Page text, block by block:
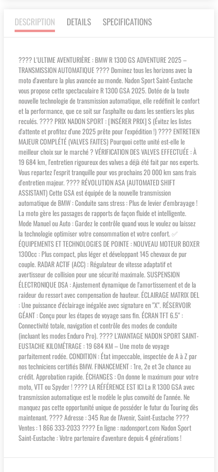
DESCRIPTION DETAILS SPECIFICATIONS
????️ L'ULTIME AVENTURIÈRE : BMW R 1300 GS ADVENTURE 2025 –
TRANSMISSION AUTOMATIQUE ????️ Dominez tous les horizons avec la
moto d'aventure la plus avancée au monde. Nadon Sport Saint-Eustache
vous propose cette spectaculaire R 1300 GSA 2025. Dotée de la toute
nouvelle technologie de transmission automatique, elle redéfinit le confort
et la performance, que ce soit sur l'asphalte ou dans les sentiers les plus
reculés. ???? PRIX NADON SPORT : [INSÉRER PRIX] $ (Évitez les listes
d'attente et profitez d'une 2025 prête pour l'expédition !) ????️ ENTRETIEN
MAJEUR COMPLÉTÉ (VALVES FAITES) Pourquoi cette unité est-elle le
meilleur choix sur le marché ? VÉRIFICATION DES VALVES EFFECTUÉE : À
19 684 km, l'entretien rigoureux des valves a déjà été fait par nos experts.
Vous repartez l'esprit tranquille pour vos prochains 20 000 km sans frais
d'entretien majeur. ???? RÉVOLUTION ASA (AUTOMATED SHIFT
ASSISTANT) Cette GSA est équipée de la nouvelle transmission
automatique de BMW : Conduite sans stress : Plus de levier d'embrayage !
La moto gère les passages de rapports de façon fluide et intelligente.
Mode Manuel ou Auto : Gardez le contrôle quand vous le voulez ou laissez
la technologie optimiser votre consommation et votre confort. ✅
ÉQUIPEMENTS ET TECHNOLOGIES DE POINTE : NOUVEAU MOTEUR BOXER
1300cc : Plus compact, plus léger et développant 145 chevaux de pur
couple. RADAR ACTIF (ACC) : Régulateur de vitesse adaptatif et
avertisseur de collision pour une sécurité maximale. SUSPENSION
ÉLECTRONIQUE DSA : Ajustement dynamique de l'amortissement et de la
raideur du ressort avec compensation de hauteur. ÉCLAIRAGE MATRIX DEL
: Une puissance d'éclairage inégalée avec signature en "X". RÉSERVOIR
GÉANT : Conçu pour les étapes de voyage sans fin. ÉCRAN TFT 6.5" :
Connectivité totale, navigation et contrôle des modes de conduite
(incluant les modes Enduro Pro). ???? L'AVANTAGE NADON SPORT SAINT-
EUSTACHE KILOMÉTRAGE : 19 684 KM – Une moto de voyage
parfaitement rodée. CONDITION : État impeccable, inspectée de A à Z par
nos techniciens certifiés BMW. FINANCEMENT : 1re, 2e et 3e chance au
crédit. Approbation rapide. ÉCHANGES : On donne le maximum pour votre
moto, VTT ou Spyder ! ???? LA RÉFÉRENCE EST ICI La R 1300 GSA avec
transmission automatique est le modèle le plus convoité de l'année. Ne
manquez pas cette opportunité unique de posséder le futur du Touring dès
maintenant. ???? Adresse : 345 Rue de l'Avenir, Saint-Eustache ????
Ventes : 1 866 333-2033 ???? En ligne : nadonsport.com Nadon Sport
Saint-Eustache : Votre partenaire d'aventure depuis 4 générations !